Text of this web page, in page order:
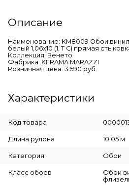
Описание
Наименование: KM8009 Обои
белый 1,06х10 (1, Т C) прямая
Коллекция: Венето
Фабрика: KERAMA MARAZZI
Розничная цена: 3 590 руб.
Характеристики
Код товара
Длина рулона 10.05 м
Категория Обои
Класс обоев
Обои